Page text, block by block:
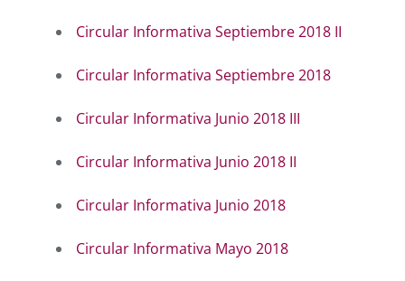
Circular Informativa Septiembre 2018 II
Circular Informativa Septiembre 2018
Circular Informativa Junio 2018 III
Circular Informativa Junio 2018 II
Circular Informativa Junio 2018
Circular Informativa Mayo 2018